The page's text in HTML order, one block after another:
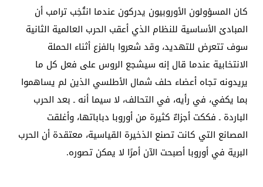
كان المسؤولون الأوروبيون يدركون عندما انتُخِب ترامب أن
المبادئ الأساسية للنظام الذي أعقب الحرب العالمية الثانية
سوف تتعرض للتهديد، وقد شعروا بالفزع أثناء الحملة
الانتخابية عندما قال إنه سيشجع الروس على فعل كل ما
يريدونه تجاه أعضاء حلف شمال الأطلسي الذين لم يساهموا
بما يكفي، في رأيه، في التحالف، لا سيما أنه ـ بعد الحرب
الباردة ـ فككت أجزاءٌ كثيرة من أوروبا دباباتها، وأغلقت
المصانع التي كانت تصنع الذخيرة القياسية، معتقدة أن الحرب
البرية في أوروبا أصبحت الآن أمرًا لا يمكن تصوره.